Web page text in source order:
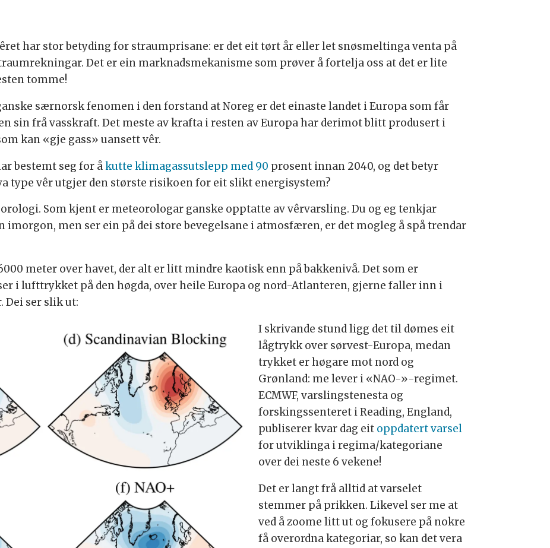
har stor betyding for straumprisane: er det eit tørt år eller let snøsmeltinga venta på
Det er ein marknadsmekanisme som prøver å fortelja oss at det er lite
tomme!
særnorsk fenomen i den forstand at Noreg er det einaste landet i Europa som får
sin frå vasskraft. Det meste av krafta i resten av Europa har derimot blitt produsert i
kan «gje gass» uansett vêr.
bestemt seg for åkutte klimagassutslepp med 90 prosent innan 2040, og det betyr
type vêr utgjer den største risikoen for eit slikt energisystem?
Som kjent er meteorologar ganske opptatte av vêrvarsling. Du og eg tenkjar
imorgon, men ser ein på dei store bevegelsane i atmosfæren, er det mogleg å spå trendar
meter over havet, der alt er litt mindre kaotisk enn på bakkenivå. Det som er
i lufttrykket på den høgda, over heile Europa og nord-Atlanteren, gjerne faller inn i
Dei ser slik ut:
I skrivande stund ligg det til dømes eit
lågtrykk over sørvest-Europa, medan
trykket er høgare mot nord og
Grønland: me lever i «NAO-»-regimet.
ECMWF, varslingstenesta og
forskingssenteret i Reading, England,
publiserer kvar dag eit oppdatert varsel
for utviklinga i regima/kategoriane
over dei neste 6 vekene!
Det er langt frå alltid at varselet
stemmer på prikken. Likevel ser me at
ved å zoome litt ut og fokusere på nokre
få overordna kategoriar, so kan det vera